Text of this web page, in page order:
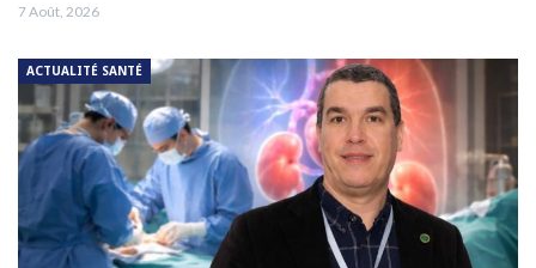
7 Août, 2026
ACTUALITÉ SANTÉ